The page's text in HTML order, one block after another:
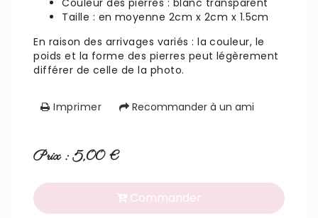
Couleur des pierres : blanc transparent
Taille : en moyenne 2cm x 2cm x 1.5cm
En raison des arrivages variés : la couleur, le
poids et la forme des pierres peut légèrement
différer de celle de la photo.
Imprimer Recommander à un ami
Prix : 5,00 €
Commander